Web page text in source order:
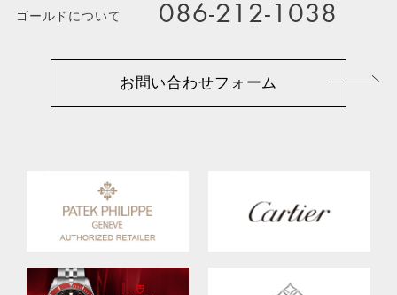
ゴールドについて 086-212-1038
お問い合わせフォーム